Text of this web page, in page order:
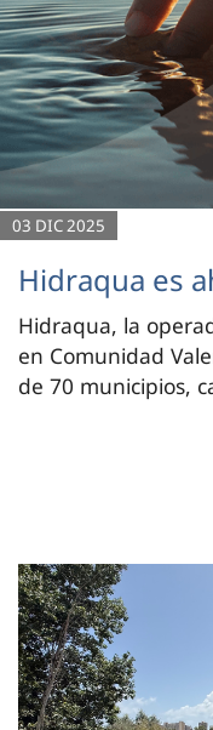
03 DIC 2025
Hidraqua es
Hidraqua, la
en Comunidad
de 70 municipios,